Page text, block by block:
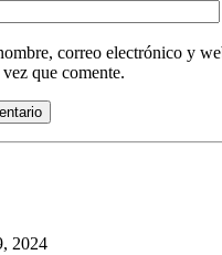
correo electrónico y
que comente.
2024